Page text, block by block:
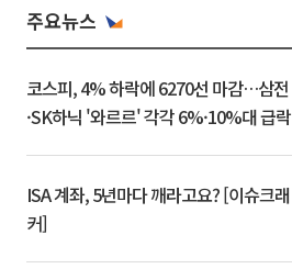
주요뉴스
코스피, 4% 하락에 6270선 마감…삼전
·SK하닉 '와르르' 각각 6%·10%대 급락
ISA 계좌, 5년마다 깨라고요? [이슈크래
커]